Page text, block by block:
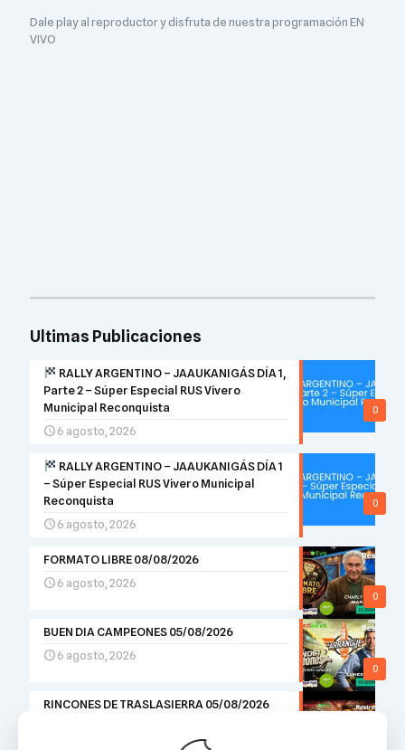
Dale play al reproductor y disfruta de nuestra programación EN
VIVO
Ultimas Publicaciones
0
RALLY ARGENTINO – JAAUKANIGÁS DÍA 1,
Parte 2 – Súper Especial RUS Vivero
Municipal Reconquista
6 agosto, 2026
0
RALLY ARGENTINO – JAAUKANIGÁS DÍA 1
– Súper Especial RUS Vivero Municipal
Reconquista
6 agosto, 2026
0
FORMATO LIBRE 08/08/2026
6 agosto, 2026
0
BUEN DIA CAMPEONES 05/08/2026
6 agosto, 2026
RINCONES DE TRASLASIERRA 05/08/2026